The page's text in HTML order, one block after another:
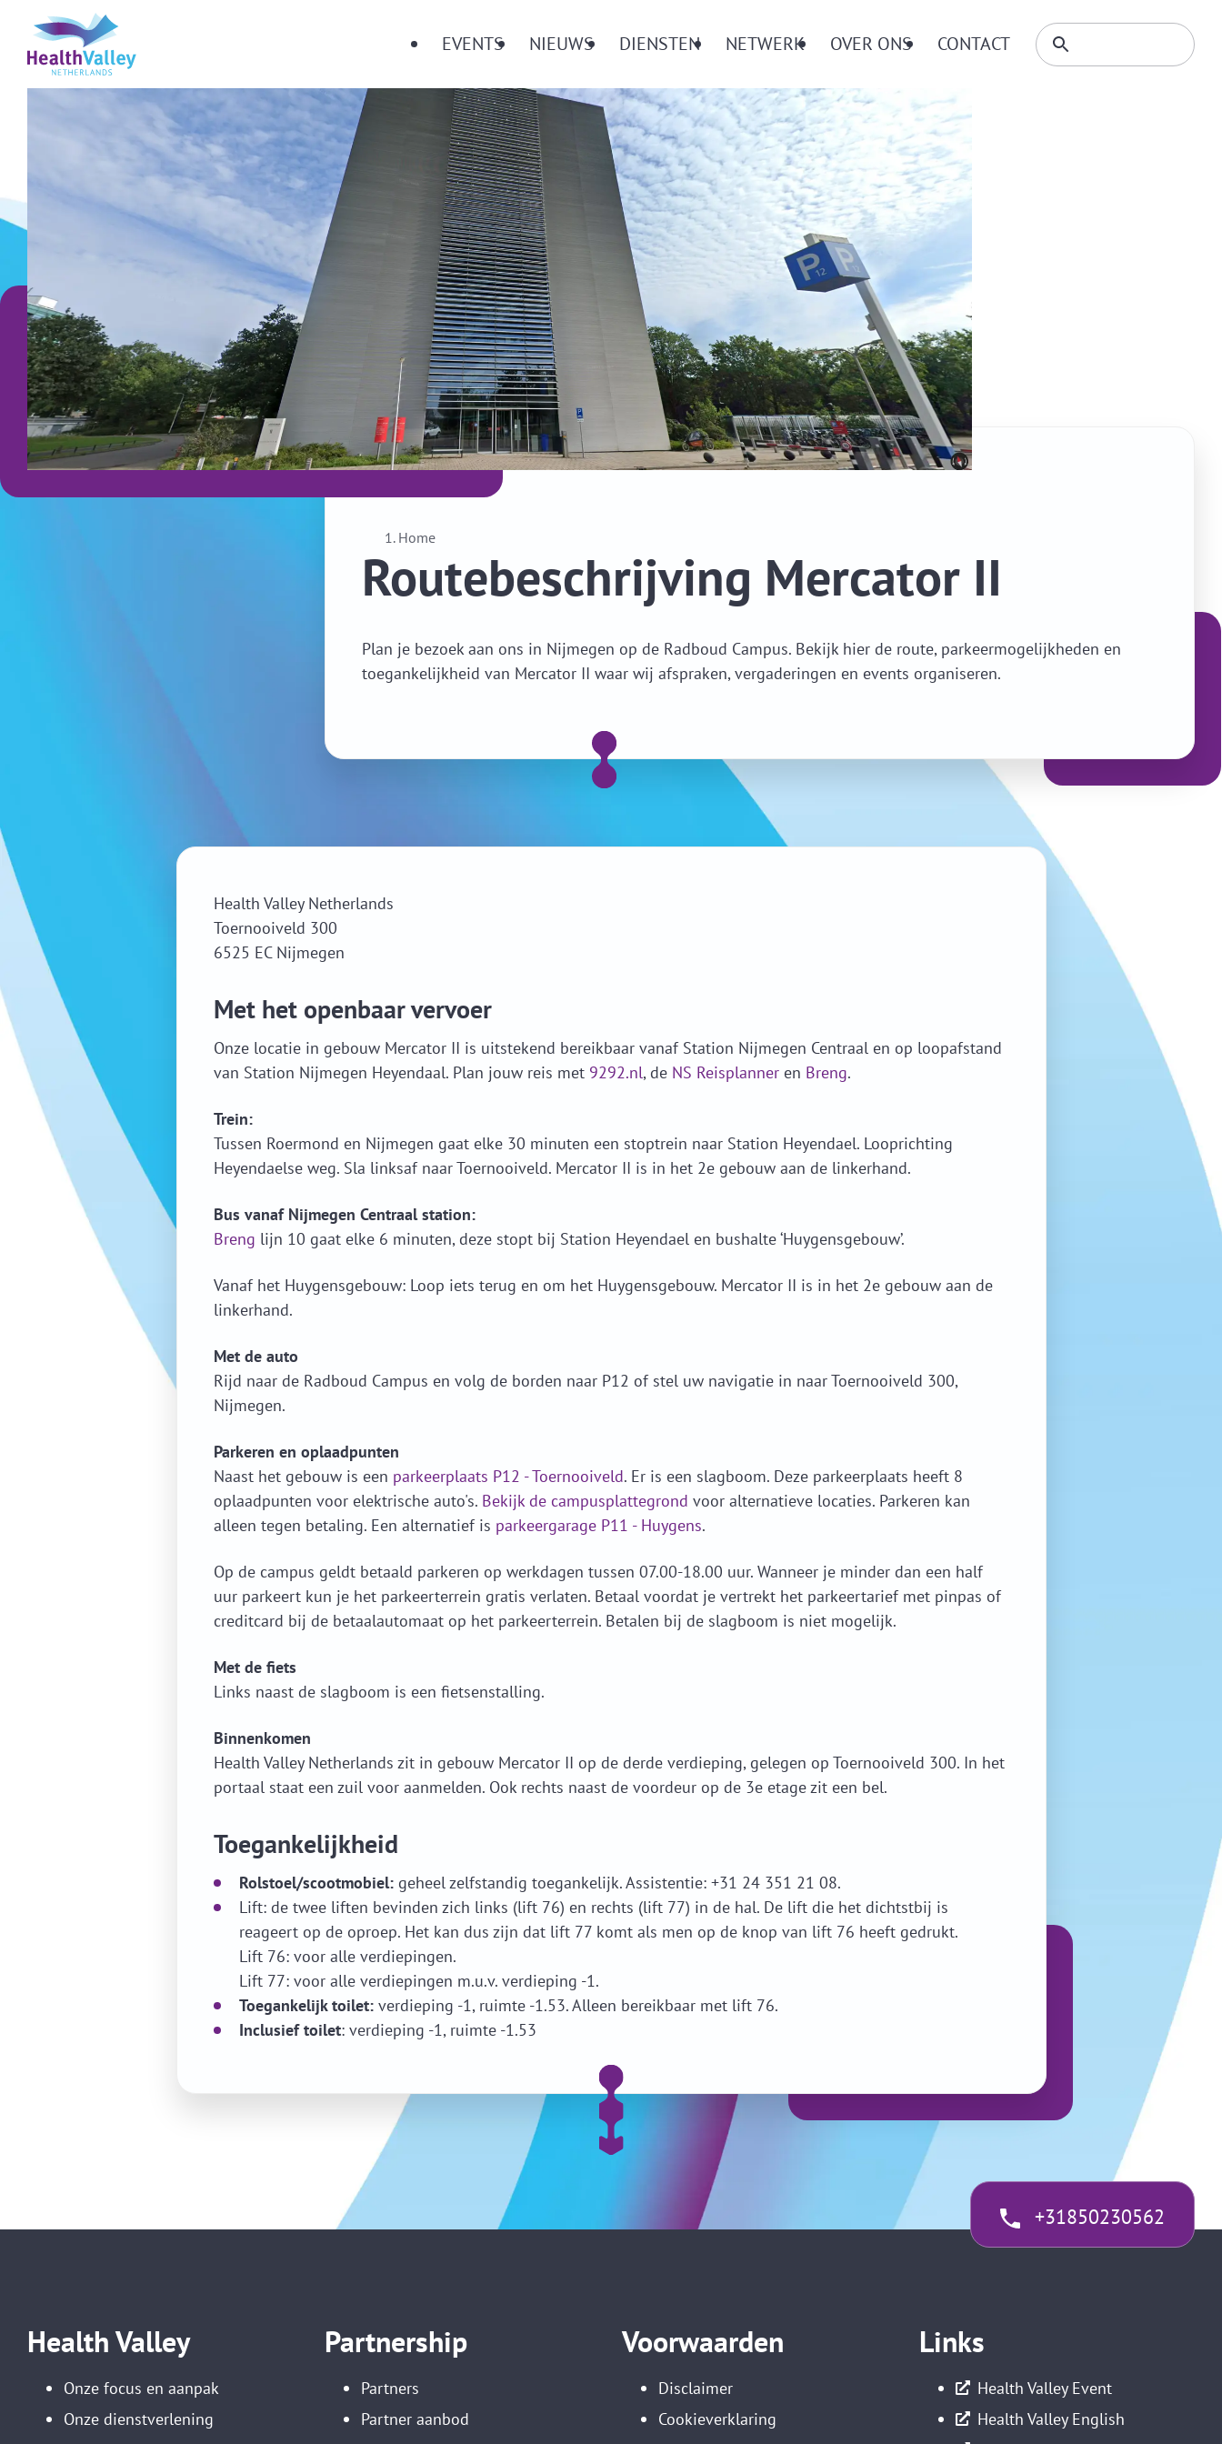
Menu
EVENTS NIEUWS DIENSTEN NETWERK OVER ONS CONTACT
Zoeken
binnenZoeken
Home
Routebeschrijving Mercator II
Plan je bezoek aan ons in Nijmegen op de Radboud Campus. Bekijk hier de route, parkeermogelijkheden en
toegankelijkheid van Mercator II waar wij afspraken, vergaderingen en events organiseren.
Health Valley Netherlands
Toernooiveld 300
6525 EC Nijmegen
Met het openbaar vervoer
Onze locatie in gebouw Mercator II is uitstekend bereikbaar vanaf Station Nijmegen Centraal en op loopafstand
van Station Nijmegen Heyendaal. Plan jouw reis met 9292.nl, de NS Reisplanneren Breng.
Trein:
Tussen Roermond en Nijmegen gaat elke 30 minuten een stoptrein naar Station Heyendael. Looprichting
Heyendaelse weg. Sla linksaf naar Toernooiveld. Mercator II is in het 2e gebouw aan de linkerhand.
Bus vanaf Nijmegen Centraal station:
Breng lijn 10 gaat elke 6 minuten, deze stopt bij Station Heyendael en bushalte ‘Huygensgebouw’.
Vanaf het Huygensgebouw: Loop iets terug en om het Huygensgebouw. Mercator II is in het 2e gebouw aan de
linkerhand.
Met de auto
Rijd naar de Radboud Campus en volg de borden naar P12 of stel uw navigatie in naar Toernooiveld 300,
Nijmegen.
Parkeren en oplaadpunten
Naast het gebouw is een parkeerplaats P12 - Toernooiveld. Er is een slagboom. Deze parkeerplaats heeft 8
oplaadpunten voor elektrische auto's. Bekijk de campusplattegrond voor alternatieve locaties. Parkeren kan
alleen tegen betaling. Een alternatief is parkeergarage P11 - Huygens.
Op de campus geldt betaald parkeren op werkdagen tussen 07.00-18.00 uur. Wanneer je minder dan een half
uur parkeert kun je het parkeerterrein gratis verlaten. Betaal voordat je vertrekt het parkeertarief met pinpas of
creditcard bij de betaalautomaat op het parkeerterrein. Betalen bij de slagboom is niet mogelijk.
Met de fiets
Links naast de slagboom is een fietsenstalling.
Binnenkomen
Health Valley Netherlands zit in gebouw Mercator II op de derde verdieping, gelegen op Toernooiveld 300. In het
portaal staat een zuil voor aanmelden. Ook rechts naast de voordeur op de 3e etage zit een bel.
Toegankelijkheid
Rolstoel/scootmobiel: geheel zelfstandig toegankelijk. Assistentie: +31 24 351 21 08.
Lift: de twee liften bevinden zich links (lift 76) en rechts (lift 77) in de hal. De lift die het dichtstbij is
reageert op de oproep. Het kan dus zijn dat lift 77 komt als men op de knop van lift 76 heeft gedrukt.
Lift 76: voor alle verdiepingen.
Lift 77: voor alle verdiepingen m.u.v. verdieping -1.
Toegankelijk toilet:verdieping -1, ruimte -1.53. Alleen bereikbaar met lift 76.
Inclusief toilet: verdieping -1, ruimte -1.53
+31850230562
Health Valley
Onze focus en aanpak
Onze dienstverlening
Partnership
Partners
Partner aanbod
Voorwaarden
Disclaimer
Cookieverklaring
Links
Health Valley Event
Health Valley English